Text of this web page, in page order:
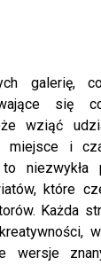
galerię,
się
wziąć
miejsce i
niezwykła
które
Każda
wersje